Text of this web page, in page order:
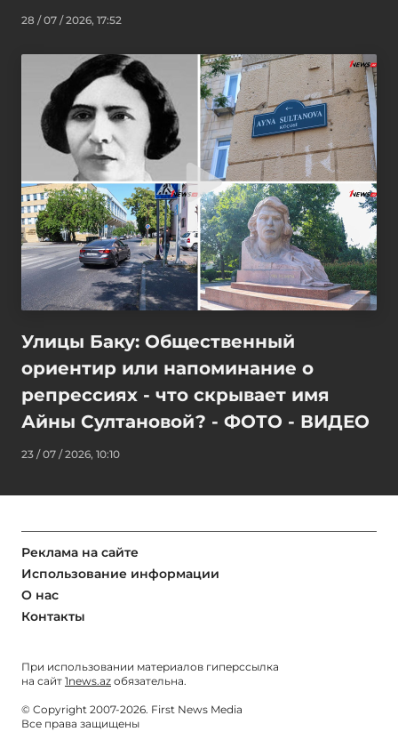
28 / 07 / 2026, 17:52
Улицы Баку: Общественный
ориентир или напоминание о
репрессиях - что скрывает имя
Айны Султановой? - ФОТО - ВИДЕО
23 / 07 / 2026, 10:10
Реклама на сайте
Использование информации
О нас
Контакты
При использовании материалов гиперссылка
на сайт 1news.az обязательна.
© Copyright 2007-2026. First News Media
Все права защищены